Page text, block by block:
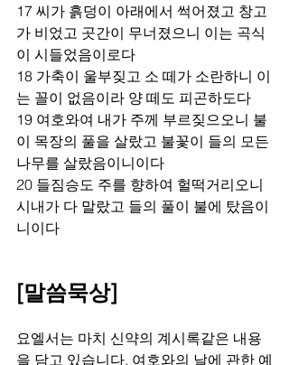
17 씨가 흙덩이 아래에서 썩어졌고 창고
가 비었고 곳간이 무너졌으니 이는 곡식
이 시들었음이로다
18 가축이 울부짖고 소 떼가 소란하니 이
는 꼴이 없음이라 양 떼도 피곤하도다
19 여호와여 내가 주께 부르짖으오니 불
이 목장의 풀을 살랐고 불꽃이 들의 모든
나무를 살랐음이니이다
20 들짐승도 주를 향하여 헐떡거리오니
시내가 다 말랐고 들의 풀이 불에 탔음이
니이다
[말씀묵상]
요엘서는 마치 신약의 계시록같은 내용
을 담고 있습니다. 여호와의 날에 관한 예